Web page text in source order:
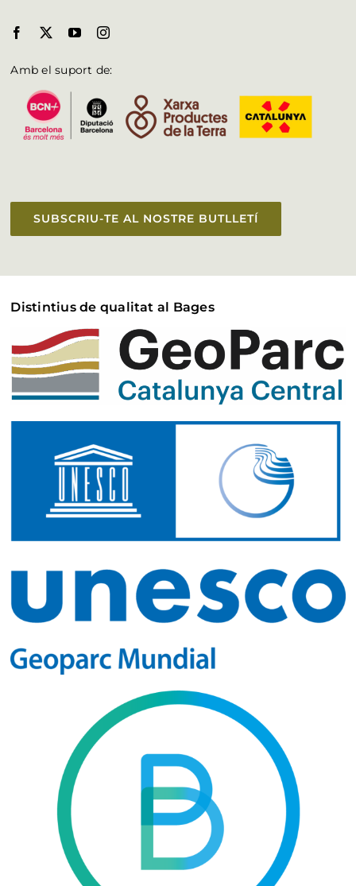
Amb el suport de:
SUBSCRIU-TE AL NOSTRE BUTLLETÍ
Distintius de qualitat al Bages